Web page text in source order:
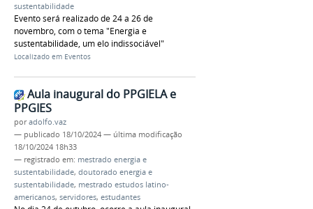
sustentabilidade
Evento será realizado de 24 a 26 de
novembro, com o tema "Energia e
sustentabilidade, um elo indissociável"
Localizado em Eventos
Aula inaugural do PPGIELA e
PPGIES
poradolfo.vaz
— publicado 18/10/2024 — última modificação
18/10/2024 18h33
— registrado em: mestrado energia e
sustentabilidade, doutorado energia e
sustentabilidade, mestrado estudos latino-
americanos, servidores, estudantes